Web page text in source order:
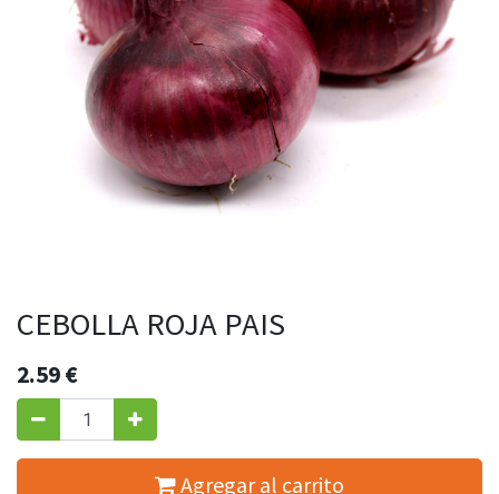
CEBOLLA ROJA PAIS
2.59€
Agregar al carrito